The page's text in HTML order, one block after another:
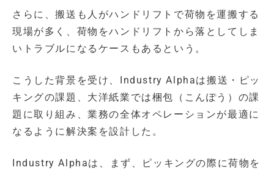
さらに、搬送も人がハンドリフトで荷物を運搬する
現場が多く、荷物をハンドリフトから落としてしま
いトラブルになるケースもあるという。
こうした背景を受け、Industry Alphaは搬送・ピッ
キングの課題、大洋紙業では梱包（こんぽう）の課
題に取り組み、業務の全体オペレーションが最適に
なるように解決案を設計した。
Industry Alphaは、まず、ピッキングの際に荷物を